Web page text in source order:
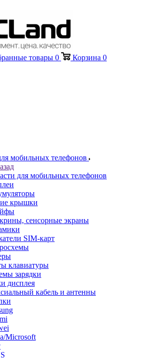
товары 0
для мобильных телефонов
крышки
сенсорные экраны
SIM-карт
клавиатуры
зарядки
дисплея
кабель и антенны
Microsoft